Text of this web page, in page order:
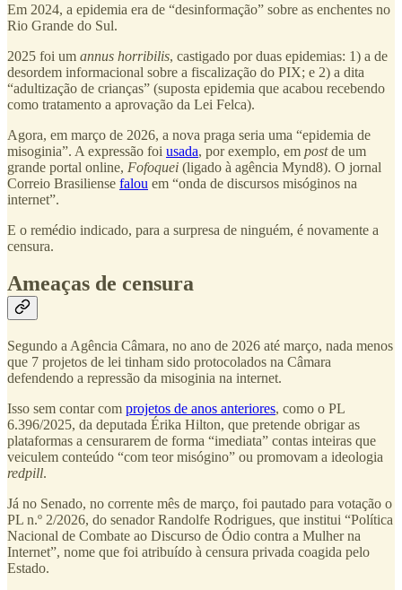
Em 2024, a epidemia era de “desinformação” sobre as enchentes no
Rio Grande do Sul.
2025 foi um annus horribilis, castigado por duas epidemias: 1) a de
desordem informacional sobre a fiscalização do PIX; e 2) a dita
“adultização de crianças” (suposta epidemia que acabou recebendo
como tratamento a aprovação da Lei Felca).
Agora, em março de 2026, a nova praga seria uma “epidemia de
misoginia”. A expressão foi usada, por exemplo, em postde um
grande portal online, Fofoquei (ligado à agência Mynd8). O jornal
Correio Brasiliense falou em “onda de discursos misóginos na
internet”.
E o remédio indicado, para a surpresa de ninguém, é novamente a
censura.
Ameaças de censura
Segundo a Agência Câmara, no ano de 2026 até março, nada menos
que 7 projetos de lei tinham sido protocolados na Câmara
defendendo a repressão da misoginia na internet.
Isso sem contar com projetos de anos anteriores, como o PL
6.396/2025, da deputada Érika Hilton, que pretende obrigar as
plataformas a censurarem de forma “imediata” contas inteiras que
veiculem conteúdo “com teor misógino” ou promovam a ideologia
redpill.
Já no Senado, no corrente mês de março, foi pautado para votação o
PL n.º 2/2026, do senador Randolfe Rodrigues, que institui “Política
Nacional de Combate ao Discurso de Ódio contra a Mulher na
Internet”, nome que foi atribuído à censura privada coagida pelo
Estado.